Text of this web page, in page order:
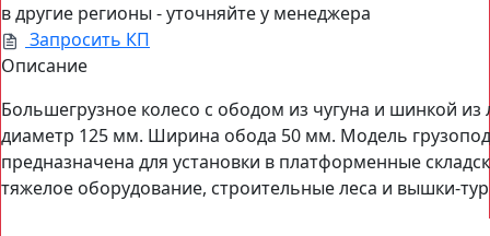
в другие регионы - уточняйте у менеджера
Запросить КП
Описание
Большегрузное колесо с ободом из чугуна и шинкой
диаметр 125 мм. Ширина обода 50 мм. Модель
предназначена для установки в платформенные
тяжелое оборудование, строительные леса и вышки-